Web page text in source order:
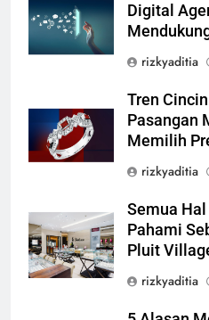
Digital
rizkyaditia
Tren
Pasangan
Memilih
rizkyaditia
Semua
Pahami
Pluit
rizkyaditia